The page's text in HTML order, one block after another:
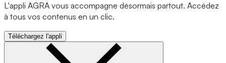
L'appli AGRA vous accompagne désormais partout. Accédez
à tous vos contenus en un clic.
Téléchargez l'appli